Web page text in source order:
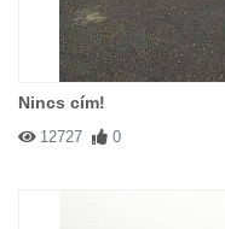
Nincs cím!
12727 0